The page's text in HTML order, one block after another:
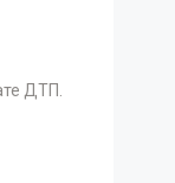
ДТП.